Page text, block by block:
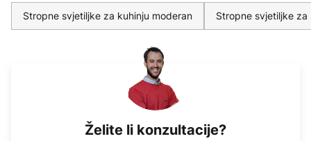
Stropne svjetiljke za kuhinju moderan Stropne svjetiljke za
Želite li konzultacije?